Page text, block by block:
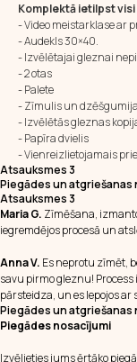
Komplektā ietilpst
- Video meistarklase ar
- Audekls 30×40.
- Izvēlētajai gleznai
- 2 otas
- Palete
- Zīmulis un dzēšgumija
- Izvēlētās gleznas
- Papīra dvielis
- Vienreizlietojamais
Atsauksmes 3
Piegādes un atgriešanas
Atsauksmes 3
Maria G. Zīmēšana,
iegremdējos procesā un
Anna V. Es neprotu zīmēt,
savu pirmo gleznu!
pārsteidza, un es lepojos ar
Piegādes un atgriešanas
Piegādes nosacījumi
Izvēlieties jums ērtāko